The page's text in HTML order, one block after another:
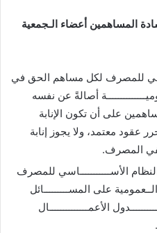
المساهمين أعضاء الـجمعية
للمصرف لكل مساهم الحق في
أصالةً عن نفسه
على أن تكون الإنابة
معتمد، ولا يجوز إنابة
المصرف.
النظام الأســـــــــــاسي للمصرف
على المســـــــــائل
الأعمــــــــــــــال